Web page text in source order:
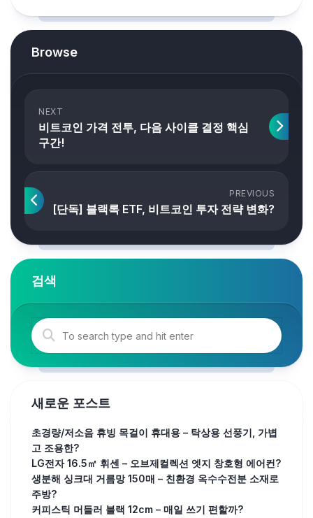
Browse
NEXT
비트코인 가격 전투, 다음 사이클 결정 핵심
구간!
PREVIOUS
[단독] 블랙록 ETF, 비트코인 투자 전략 변화?
검색
새로운 포스트
초경량/저소음 휴빙 목걸이 휴대용 – 탁상용 선풍기, 가볍
고 조용한?
LG전자 16.5㎡ 휘센 – 오브제컬렉션 엣지 창호형 에어컨?
생분해 싱크대 거름망 150매 – 친환경 옥수수전분 소재로
주방?
커피스틱 머들러 블랙 12cm – 매일 쓰기 편할까?